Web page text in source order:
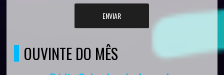
ENVIAR
OUVINTE DO MÊS